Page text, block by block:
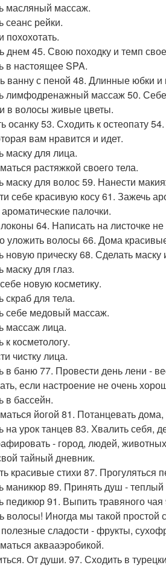
масляный массаж.
сеанс рейки.
похохотать.
днем 45. Свою походку и темп
в настоящее SPA.
ванну с пеной 48. Длинные юбки и
лимфодренажный массаж 50. Себе
в волосы живые цветы.
осанку 53. Сходить к остеопату
вам нравится и идет.
маску для лица.
растяжкой своего тела.
маску для волос 59. Нанести
себе красивую косу 61. Зажечь
палочки.
64. Написать на листочке
уложить волосы 66. Дома
новую прическу 68. Сделать маску
маску для глаз.
новую косметику.
скраб для тела.
себе медовый массаж.
массаж лица.
к косметологу.
чистку лица.
в баню 77. Провести день лени -
если настроение не очень
в бассейн.
йогой 81. Потанцевать
на урок танцев 83. Хвалить себя,
- город, людей,
тайный дневник.
красивые стихи 87. Прогуляться
маникюр 89. Принять душ -
педикюр 91. Выпить травяного
волосы! Иногда мы такой простой
сладости - фрукты,
аквааэробикой.
От души. 97. Сходить в